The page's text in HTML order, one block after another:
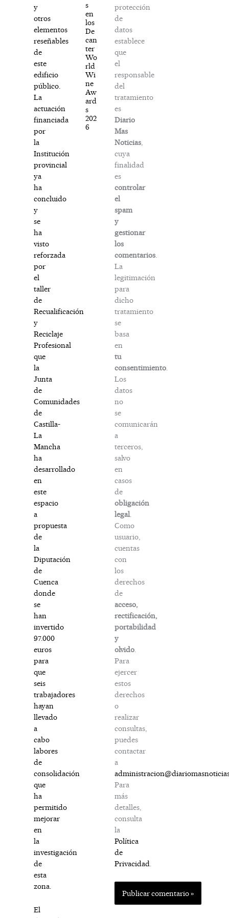
y
otros
elementos
reseñables
de
este
edificio
público.
La
actuación
financiada
por
la
Institución
provincial
ya
ha
concluido
y
se
ha
visto
reforzada
por
el
taller
de
Recualificación
y
Reciclaje
Profesional
que
la
Junta
de
Comunidades
de
Castilla-
La
Mancha
ha
desarrollado
en
este
espacio
a
propuesta
de
la
Diputación
de
Cuenca
donde
se
han
invertido
97.000
euros
para
que
seis
trabajadores
hayan
llevado
a
cabo
labores
de
consolidación
que
ha
permitido
mejorar
en
la
investigación
de
esta
zona.
El
s
en
los
De
can
ter
Wo
rld
Wi
ne
Aw
ard
s
202
6
protección
de
datos
establece
que
el
responsable
del
tratamiento
es
Diario
Mas
Noticias,
cuya
finalidad
es
controlar
el
spam
y
gestionar
los
comentarios.
La
legitimación
para
dicho
tratamiento
se
basa
en
tu
consentimiento.
Los
datos
no
se
comunicarán
a
terceros,
salvo
en
casos
de
obligación
legal.
Como
usuario,
cuentas
con
los
derechos
de
acceso,
rectificación,
portabilidad
y
olvido.
Para
ejercer
estos
derechos
o
realizar
consultas,
puedes
contactar
a
Para
más
detalles,
consulta
la
Política
de
Privacidad